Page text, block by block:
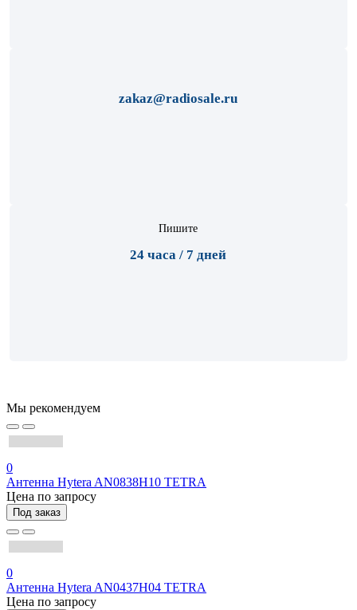
zakaz@radiosale.ru
Пишите
24 часа / 7 дней
Мы рекомендуем
0
Антенна Hytera AN0838H10 TETRA
Цена по запросу
Под заказ
0
Антенна Hytera AN0437H04 TETRA
Цена по запросу